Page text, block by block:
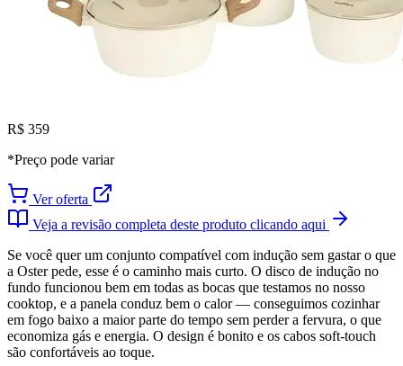
R$ 359
*Preço pode variar
Ver oferta
Veja a revisão completa deste produto clicando aqui
Se você quer um conjunto compatível com indução sem gastar o que
a Oster pede, esse é o caminho mais curto. O disco de indução no
fundo funcionou bem em todas as bocas que testamos no nosso
cooktop, e a panela conduz bem o calor — conseguimos cozinhar
em fogo baixo a maior parte do tempo sem perder a fervura, o que
economiza gás e energia. O design é bonito e os cabos soft-touch
são confortáveis ao toque.